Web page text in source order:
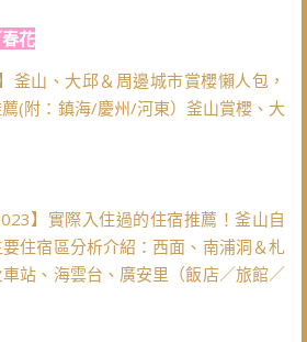
花
釜山、大邱＆周邊城市賞櫻懶人包，
(附：鎮海/慶州/河東）釜山賞櫻、大
】實際入住過的住宿推薦！釜山自
住宿區分析介紹：西面、南浦洞＆札
站、海雲台、廣安里（飯店／旅館／